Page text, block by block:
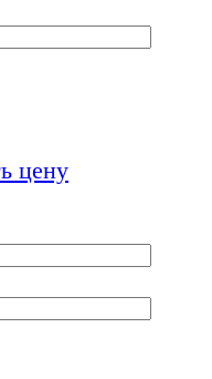
цену